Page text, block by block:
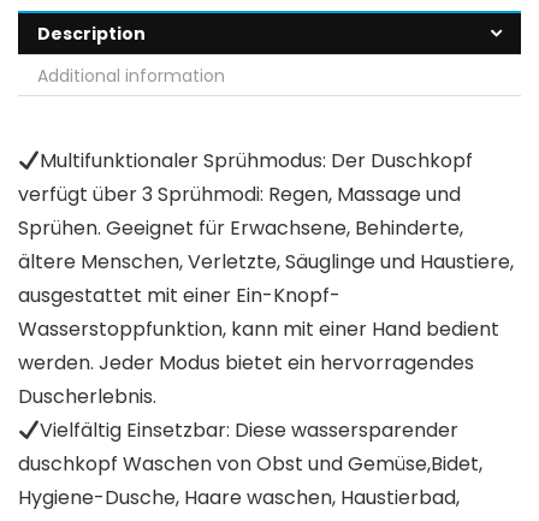
Description
Additional information
Multifunktionaler Sprühmodus: Der Duschkopf
verfügt über 3 Sprühmodi: Regen, Massage und
Sprühen. Geeignet für Erwachsene, Behinderte,
ältere Menschen, Verletzte, Säuglinge und Haustiere,
ausgestattet mit einer Ein-Knopf-
Wasserstoppfunktion, kann mit einer Hand bedient
werden. Jeder Modus bietet ein hervorragendes
Duscherlebnis.
Vielfältig Einsetzbar: Diese wassersparender
duschkopf Waschen von Obst und Gemüse,Bidet,
Hygiene-Dusche, Haare waschen, Haustierbad,